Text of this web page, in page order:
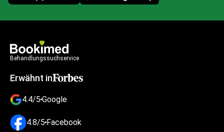
Behandlungssuchservice
Erwähnt in
4.4/5 Google
4.8/5 Facebook